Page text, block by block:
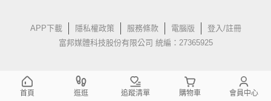
APP下載 隱私權政策 服務條款 電腦版
登入/註冊
富邦媒體科技股份有限公司 統編：27365925
首頁 逛逛 追蹤清單 購物車 會員中心